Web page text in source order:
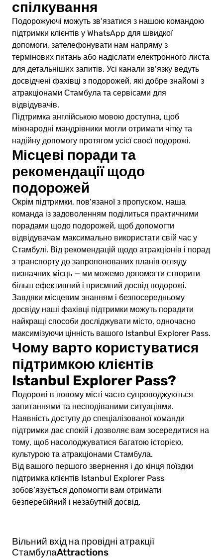
спілкування
Подорожуючі можуть зв’язатися з нашою командою
підтримки клієнтів у WhatsApp для швидкої
допомоги, зателефонувати нам напряму з
термінових питань або надіслати електронного листа
для детальніших запитів. Усі канали зв’язку ведуть
досвідчені фахівці з подорожей, які добре знайомі з
атракціонами Стамбула та сервісами для
відвідувачів.
Підтримка англійською мовою доступна, щоб
міжнародні мандрівники могли отримати чітку та
надійну допомогу протягом усієї своєї подорожі.
Місцеві поради та
рекомендації щодо
подорожей
Окрім підтримки, пов’язаної з пропуском, наша
команда із задоволенням поділиться практичними
порадами щодо подорожей, щоб допомогти
відвідувачам максимально використати свій час у
Стамбулі. Від рекомендацій щодо атракціонів і порад
з транспорту до запропонованих планів огляду
визначних місць — ми можемо допомогти створити
більш ефективний і приємний досвід подорожі.
Завдяки місцевим знанням і безпосередньому
досвіду наші фахівці підтримки можуть порадити
найкращі способи досліджувати місто, одночасно
максимізуючи цінність вашого Istanbul Explorer Pass.
Чому варто користуватися
підтримкою клієнтів
Istanbul Explorer Pass?
Подорожі в новому місті часто супроводжуються
запитаннями та несподіваними ситуаціями.
Наявність доступу до спеціалізованої команди
підтримки дає спокій і дозволяє вам зосередитися на
тому, щоб насолоджуватися багатою історією,
культурою та атракціонами Стамбула.
Від вашого першого звернення і до кінця поїздки
підтримка клієнтів Istanbul Explorer Pass
зобов’язується допомогти вам отримати
безперебійний і незабутній досвід.
Вільний вхід на провідні атракції
СтамбулаAttractions